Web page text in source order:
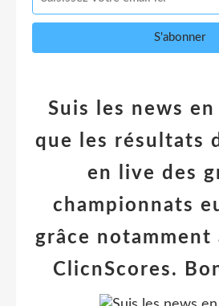
Suis les news
que les résultats
en live des
championnats
grâce notamment
ClicnScores.